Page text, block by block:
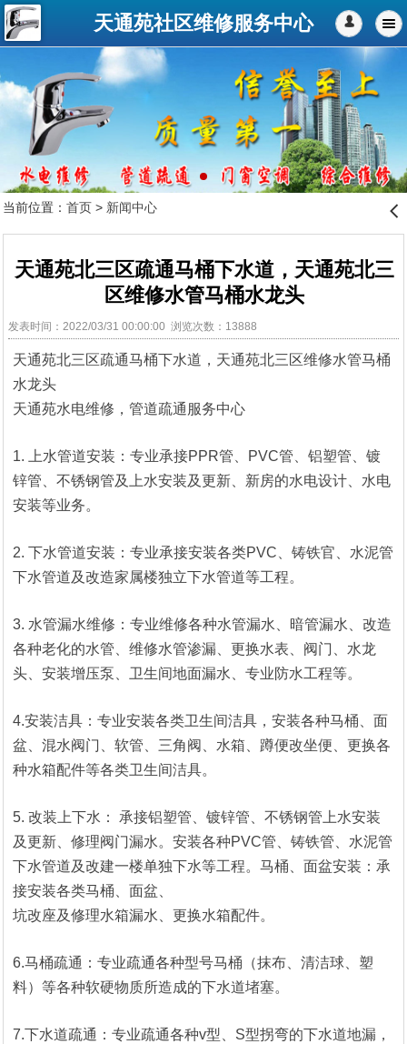
天通苑社区维修服务中心 󰄭
当前位置： 首页> 新闻中心 󰊒
天通苑北三区疏通马桶下水道，天通苑北三
区维修水管马桶水龙头
发表时间：2022/03/31 00:00:00 浏览次数：13888
天通苑北三区疏通马桶下水道，天通苑北三区维修水管马桶
水龙头
天通苑水电维修，管道疏通服务中心
1. 上水管道安装：专业承接PPR管、PVC管、铝塑管、镀
锌管、不锈钢管及上水安装及更新、新房的水电设计、水电
安装等业务。
2. 下水管道安装：专业承接安装各类PVC、铸铁官、水泥管
下水管道及改造家属楼独立下水管道等工程。
3. 水管漏水维修：专业维修各种水管漏水、暗管漏水、改造
各种老化的水管、维修水管渗漏、更换水表、阀门、水龙
头、安装增压泵、卫生间地面漏水、专业防水工程等。
4.安装洁具：专业安装各类卫生间洁具，安装各种马桶、面
盆、混水阀门、软管、三角阀、水箱、蹲便改坐便、更换各
种水箱配件等各类卫生间洁具。
5. 改装上下水： 承接铝塑管、镀锌管、不锈钢管上水安装
及更新、修理阀门漏水。安装各种PVC管、铸铁管、水泥管
下水管道及改建一楼单独下水等工程。马桶、面盆安装：承
接安装各类马桶、面盆、
坑改座及修理水箱漏水、更换水箱配件。
6.马桶疏通：专业疏通各种型号马桶（抹布、清洁球、塑
料）等各种软硬物质所造成的下水道堵塞。
7.下水道疏通：专业疏通各种v型、S型拐弯的下水道地漏，